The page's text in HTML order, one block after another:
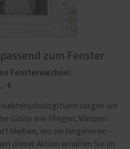
zum Fenster
Fensterwechsel:
€
sorgen wir
Gäste wie Fliegen, Wespen
bleiben, wo sie hingehören –
dieser Aktion erhalten Sie im